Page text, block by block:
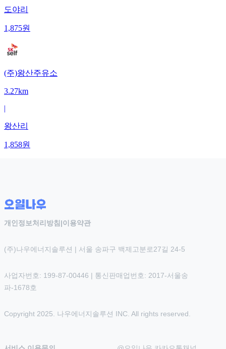
도야리
1,875원
(주)왕산주유소
3.27km
|
왕산리
1,858원
개인정보처리방침 |이용약관
(주)나우에너지솔루션 | 서울 송파구 백제고분로27길 24-5
사업자번호: 199-87-00446 | 통신판매업번호: 2017-서울송
파-1678호
Copyright 2025. 나우에너지솔루션 INC. All rights reserved.